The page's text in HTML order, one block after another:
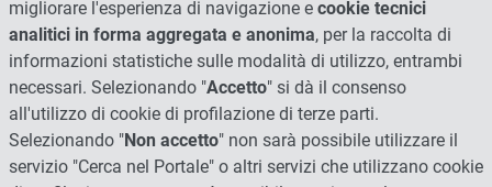
migliorare l'esperienza di navigazione e cookie tecnici
analitici in forma aggregata e anonima, per la raccolta di
informazioni statistiche sulle modalità di utilizzo, entrambi
necessari. Selezionando "Accetto" si dà il consenso
all'utilizzo di cookie di profilazione di terze parti.
Selezionando "Non accetto" non sarà possibile utilizzare il
servizio "Cerca nel Portale" o altri servizi che utilizzano cookie